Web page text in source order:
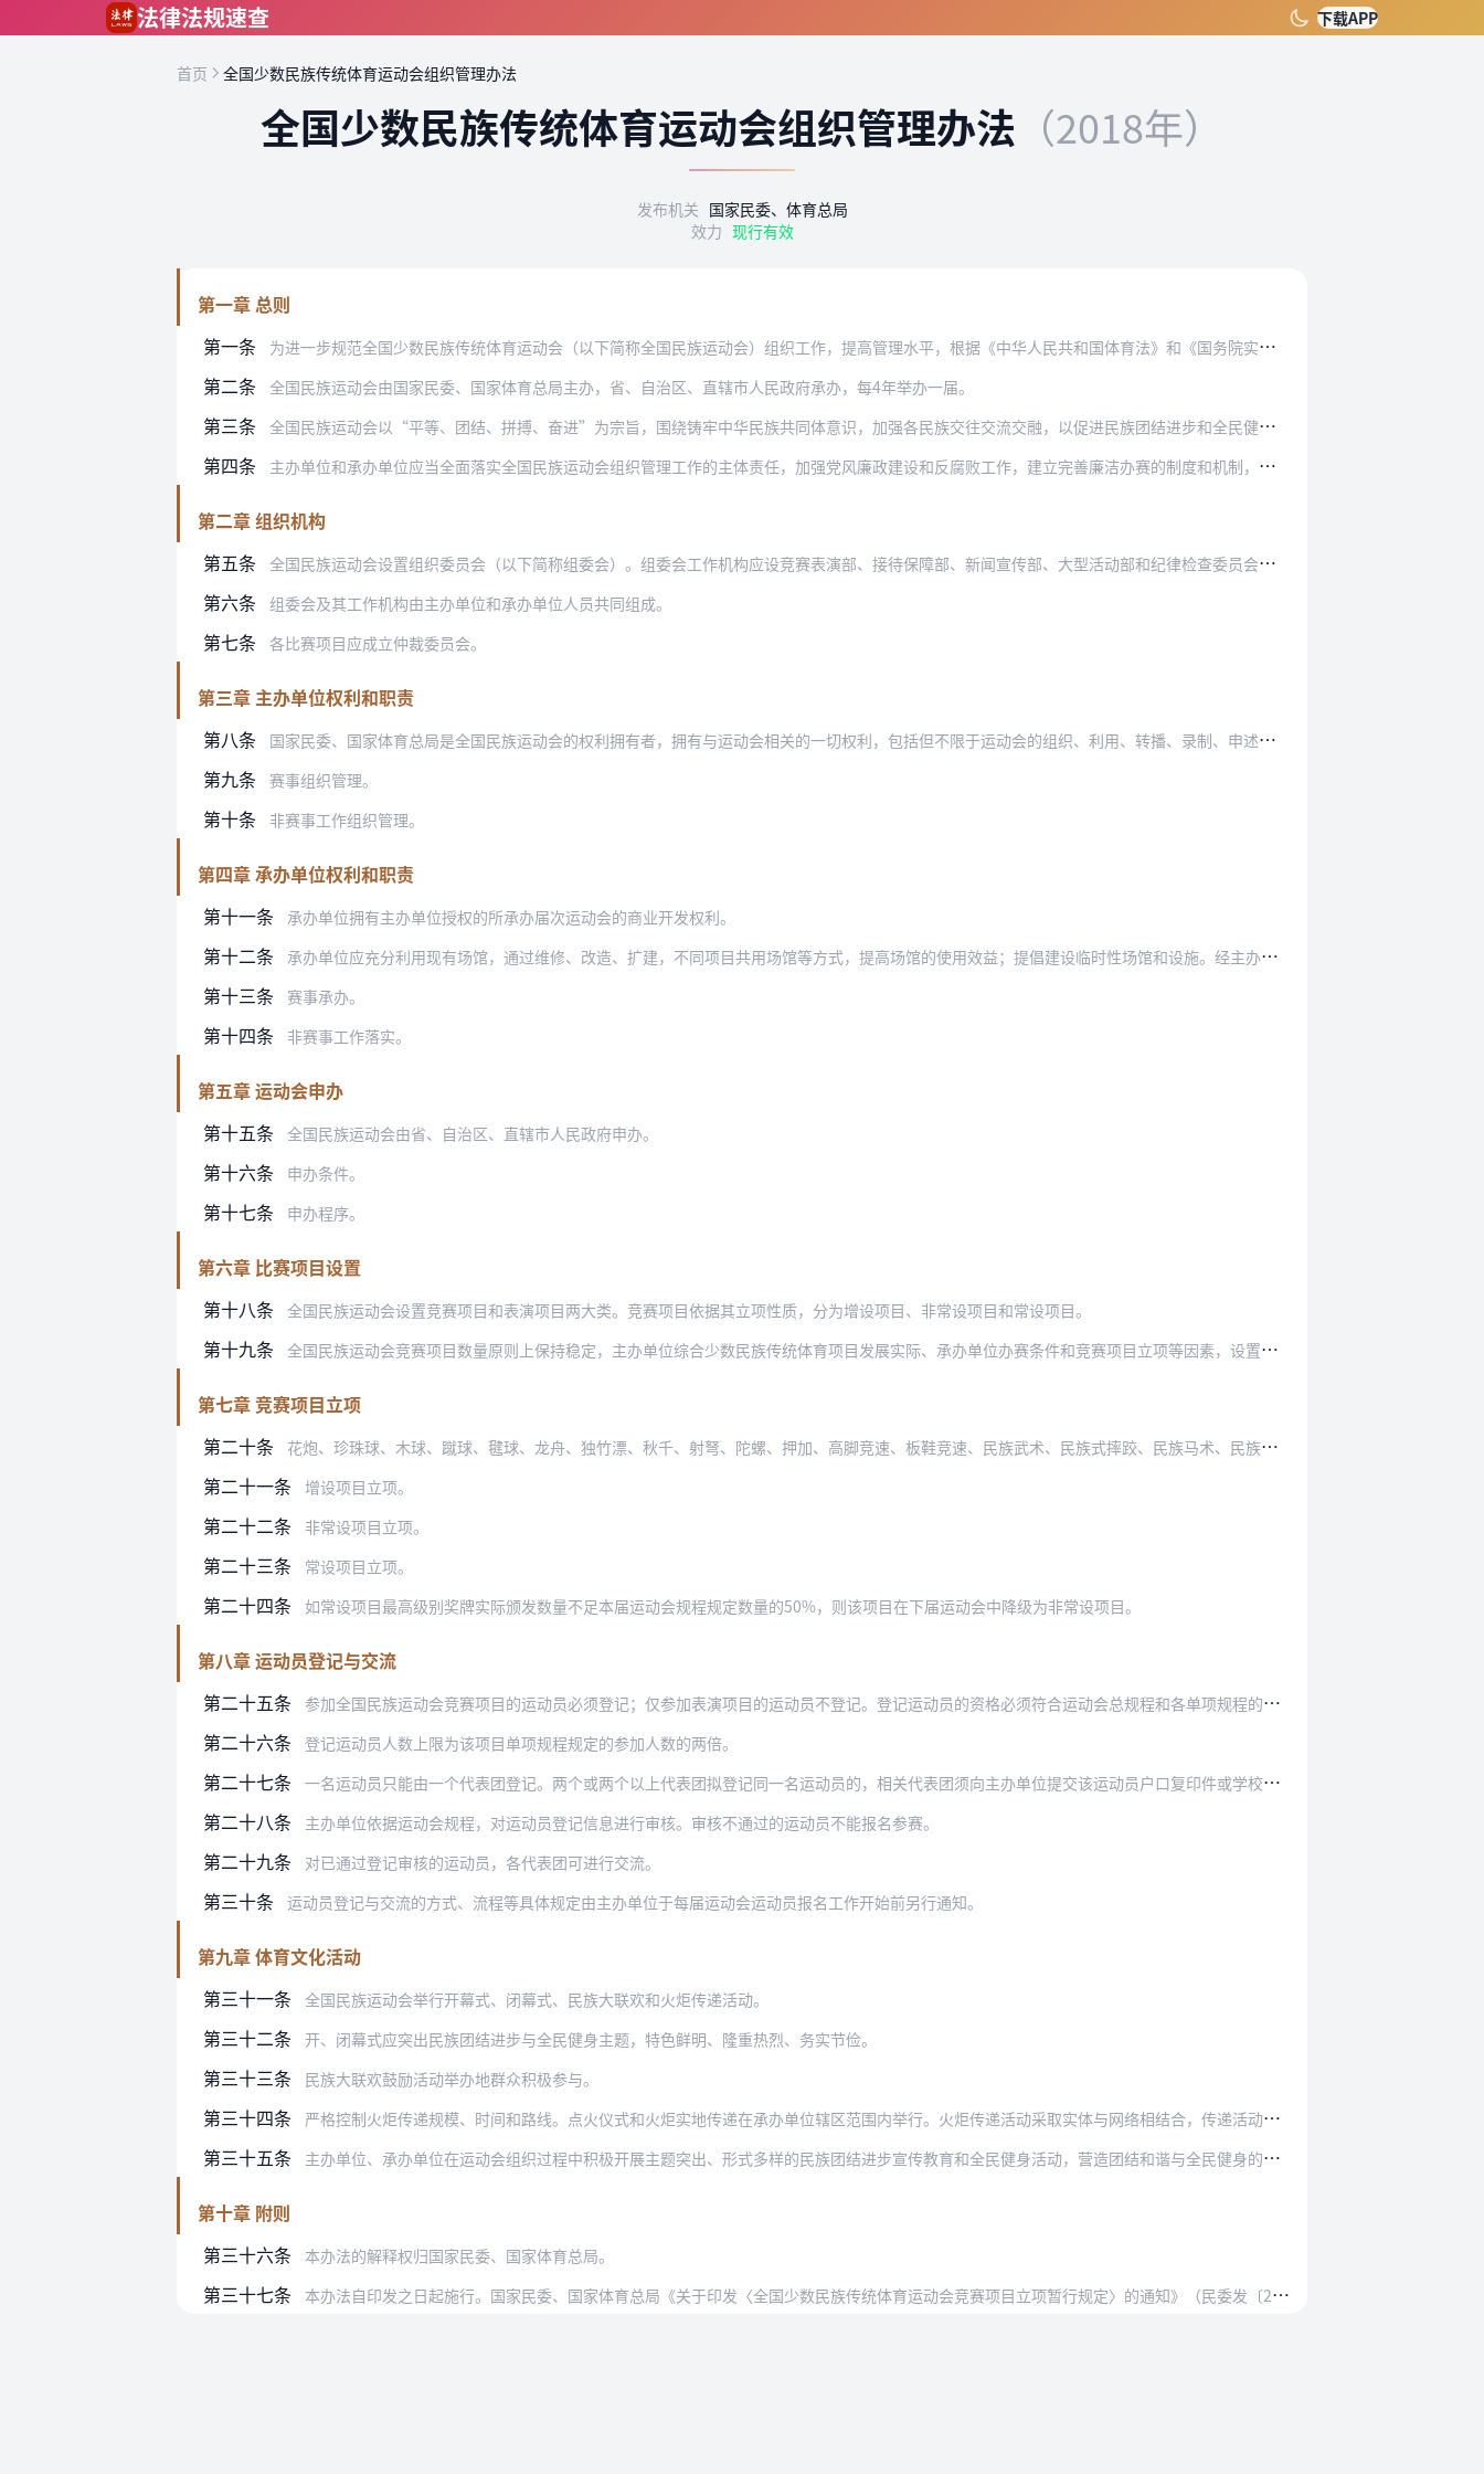
法律法规速查 下载APP
首页 全国少数民族传统体育运动会组织管理办法
全国少数民族传统体育运动会组织管理办法 （2018年）
发布机关 国家民委、体育总局
效力 现行有效
第一章 总则
第一条
为进一步规范全国少数民族传统体育运动会（以下简称全国民族运动会）组织工作，提高管理水平，根据《中华人民共和国体育法》和《国务院实施〈中华人民共和国民族区域自治法…
第二条 全国民族运动会由国家民委、国家体育总局主办，省、自治区、直辖市人民政府承办，每4年举办一届。
第三条 全国民族运动会以“平等、团结、拼搏、奋进”为宗旨，围绕铸牢中华民族共同体意识，加强各民族交往交流交融，以促进民族团结进步和全民健身事业发展为目标，坚持“特色鲜明…
第四条 主办单位和承办单位应当全面落实全国民族运动会组织管理工作的主体责任，加强党风廉政建设和反腐败工作，建立完善廉洁办赛的制度和机制，严格执行党纪党规和国家各项法律法…
第二章 组织机构
第五条
全国民族运动会设置组织委员会（以下简称组委会）。组委会工作机构应设竞赛表演部、接待保障部、新闻宣传部、大型活动部和纪律检查委员会，其他工作机构根据实际需要设置，…
第六条 组委会及其工作机构由主办单位和承办单位人员共同组成。
第七条 各比赛项目应成立仲裁委员会。
第三章 主办单位权利和职责
第八条
国家民委、国家体育总局是全国民族运动会的权利拥有者，拥有与运动会相关的一切权利，包括但不限于运动会的组织、利用、转播、录制、申述、复制、获取和散发的全部权利，不…
第九条 赛事组织管理。
第十条 非赛事工作组织管理。
第四章 承办单位权利和职责
第十一条
承办单位拥有主办单位授权的所承办届次运动会的商业开发权利。
第十二条 承办单位应充分利用现有场馆，通过维修、改造、扩建，不同项目共用场馆等方式，提高场馆的使用效益；提倡建设临时性场馆和设施。经主办单位同意，承办单位可将不具备办赛条…
第十三条 赛事承办。
第十四条 非赛事工作落实。
第五章 运动会申办
第十五条
全国民族运动会由省、自治区、直辖市人民政府申办。
第十六条 申办条件。
第十七条 申办程序。
第六章 比赛项目设置
第十八条
全国民族运动会设置竞赛项目和表演项目两大类。竞赛项目依据其立项性质，分为增设项目、非常设项目和常设项目。
第十九条 全国民族运动会竞赛项目数量原则上保持稳定，主办单位综合少数民族传统体育项目发展实际、承办单位办赛条件和竞赛项目立项等因素，设置全国民族运动会竞赛项目。具体项目设…
第七章 竞赛项目立项
第二十条
花炮、珍珠球、木球、蹴球、毽球、龙舟、独竹漂、秋千、射弩、陀螺、押加、高脚竞速、板鞋竞速、民族武术、民族式摔跤、民族马术、民族健身操等17个项目已作为全国民族运…
第二十一条 增设项目立项。
第二十二条 非常设项目立项。
第二十三条 常设项目立项。
第二十四条 如常设项目最高级别奖牌实际颁发数量不足本届运动会规程规定数量的50%，则该项目在下届运动会中降级为非常设项目。
第八章 运动员登记与交流
第二十五条
参加全国民族运动会竞赛项目的运动员必须登记；仅参加表演项目的运动员不登记。登记运动员的资格必须符合运动会总规程和各单项规程的有关规定。
第二十六条 登记运动员人数上限为该项目单项规程规定的参加人数的两倍。
第二十七条 一名运动员只能由一个代表团登记。两个或两个以上代表团拟登记同一名运动员的，相关代表团须向主办单位提交该运动员户口复印件或学校（国家承认学历的教学机构）全日制学籍…
第二十八条 主办单位依据运动会规程，对运动员登记信息进行审核。审核不通过的运动员不能报名参赛。
第二十九条 对已通过登记审核的运动员，各代表团可进行交流。
第三十条 运动员登记与交流的方式、流程等具体规定由主办单位于每届运动会运动员报名工作开始前另行通知。
第九章 体育文化活动
第三十一条
全国民族运动会举行开幕式、闭幕式、民族大联欢和火炬传递活动。
第三十二条 开、闭幕式应突出民族团结进步与全民健身主题，特色鲜明、隆重热烈、务实节俭。
第三十三条 民族大联欢鼓励活动举办地群众积极参与。
第三十四条 严格控制火炬传递规模、时间和路线。点火仪式和火炬实地传递在承办单位辖区范围内举行。火炬传递活动采取实体与网络相结合，传递活动从简进行。根据公开、公平、公正原则，…
第三十五条 主办单位、承办单位在运动会组织过程中积极开展主题突出、形式多样的民族团结进步宣传教育和全民健身活动，营造团结和谐与全民健身的良好氛围。
第十章 附则
第三十六条
本办法的解释权归国家民委、国家体育总局。
第三十七条 本办法自印发之日起施行。国家民委、国家体育总局《关于印发〈全国少数民族传统体育运动会竞赛项目立项暂行规定〉的通知》（民委发〔2004〕174号）、《国家民委国家…